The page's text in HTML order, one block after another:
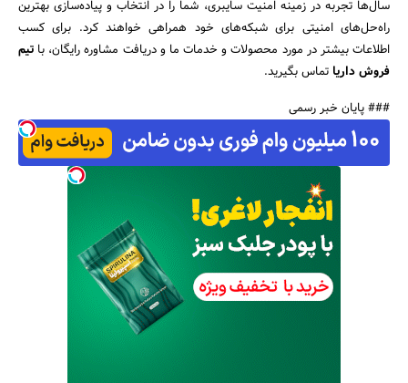
سال‌ها تجربه در زمینه امنیت سایبری، شما را در انتخاب و پیاده‌سازی بهترین
راه‌حل‌های امنیتی برای شبکه‌های خود همراهی خواهند کرد. برای کسب
اطلاعات بیشتر در مورد محصولات و خدمات ما و دریافت مشاوره رایگان، با تیم
فروش داریا تماس بگیرید.
### پایان خبر رسمی